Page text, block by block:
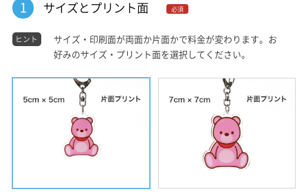
1 サイズとプリント面 必須
ヒント
サイズ・印刷面が両面か片面かで料金が変わります。お
好みのサイズ・プリント面を選択してください。